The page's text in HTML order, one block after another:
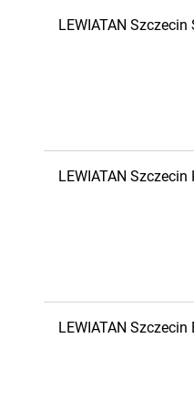
LEWIATAN Szczecin
LEWIATAN Szczecin
LEWIATAN Szczecin